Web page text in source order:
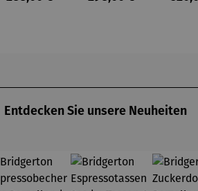
MY LIFE
Pfannsch
Entdecken Sie unsere Neuheiten